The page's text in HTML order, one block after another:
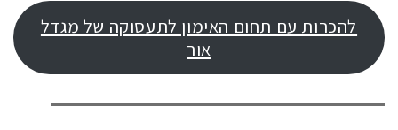
להכרות עם תחום האימון לתעסוקה של מגדל
אור